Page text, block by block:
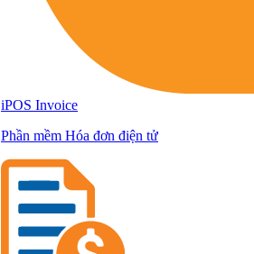
iPOS Invoice
Phần mềm Hóa đơn điện tử